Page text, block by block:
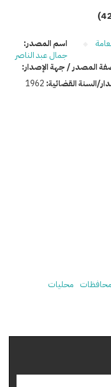
السنة القضائية: 1962
اسم المصدر:
جمال عبد الناصر
المصدر / جهة الإصدار:
محافظات محليات